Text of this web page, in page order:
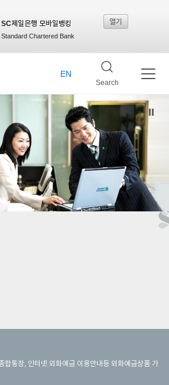
SC제일은행 모바일뱅킹
Standard Chartered Bank
열기
Search
EN
합통장, 인터넷 외화예금 이용안내등 외화예금상품 가